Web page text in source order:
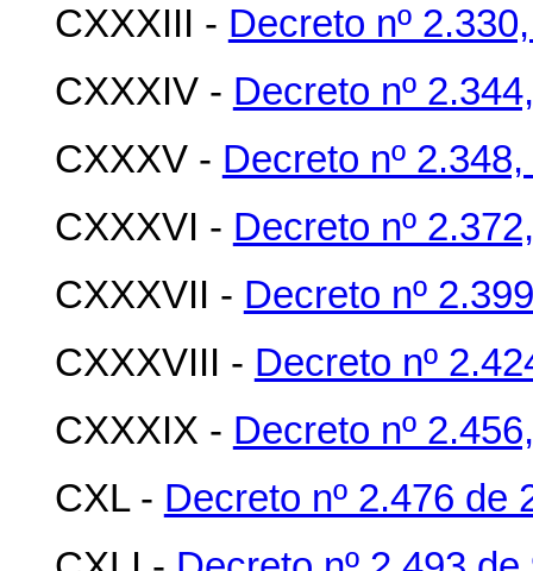
CXXXIII - Decreto nº
CXXXIV - Decreto nº
CXXXV - Decreto nº
CXXXVI - Decreto nº
CXXXVII - Decreto nº
CXXXVIII - Decreto nº
CXXXIX - Decreto nº
CXL - Decreto nº 2.476 de